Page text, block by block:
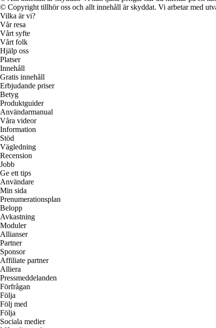
© Copyright tillhör oss och allt innehåll är skyddat. Vi arbetar med
Vilka är vi?
Vår resa
Vårt syfte
Vårt folk
Hjälp oss
Platser
Innehåll
Gratis innehåll
Erbjudande priser
Betyg
Produktguider
Användarmanual
Våra videor
Information
Stöd
Vägledning
Recension
Jobb
Ge ett tips
Användare
Min sida
Prenumerationsplan
Belopp
Avkastning
Moduler
Allianser
Partner
Sponsor
Affiliate partner
Alliera
Pressmeddelanden
Förfrågan
Följa
Följ med
Följa
Sociala medier